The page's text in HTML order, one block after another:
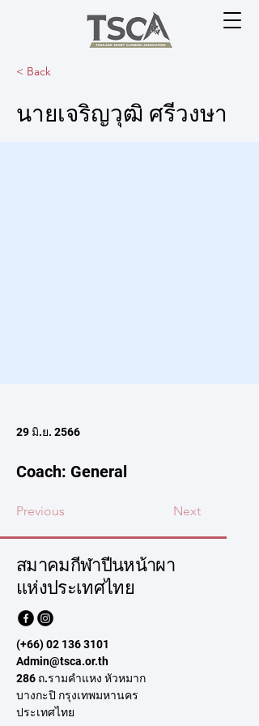
< Back
นายเจริญวุฒิ ศรีวงษา
29 มิ.ย. 2566
Coach: General
Previous Next
สมาคมกีฬาปีนหน้าผา
แห่งประเทศไทย
(+66)02 136 3101
Admin@tsca.or.th
286 ถ.รามคำแหง หัวหมาก
บางกะปิ กรุงเทพมหานคร
ประเทศไทย